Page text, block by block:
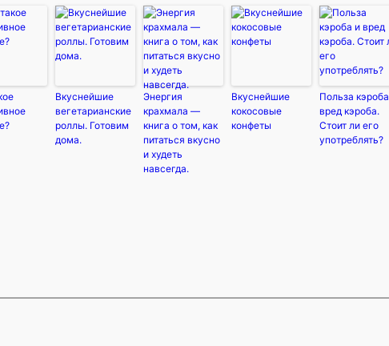
Вкуснейшие
вегетарианские
роллы. Готовим
дома.
Энергия
крахмала —
книга о том, как
питаться вкусно
и худеть
навсегда.
Вкуснейшие
кокосовые
конфеты
Польза
вред кэроба.
Стоит ли его
употреблять?